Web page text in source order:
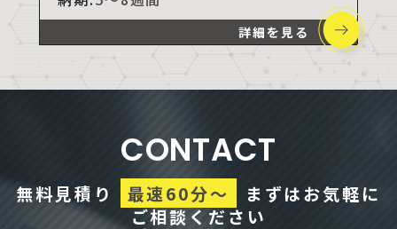
詳細を見る
CONTACT
無料見積り 最速60分～
まずはお気軽に
ご相談ください